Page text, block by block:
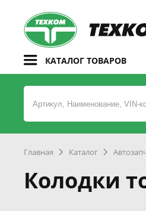
КАТАЛОГ ТОВАРОВ
Главная Каталог
Колодки